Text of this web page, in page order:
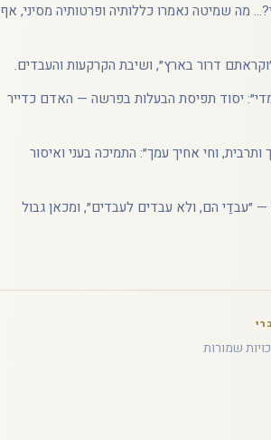
מה שמיטה נאמרו כללותיה ופרטותיה מסיני, אף
דרור בארץ״, ושיבת הקרקעות והעבדים.
יסוד תפיסת הבעלות בפרשה — האדם כדייר
וחי אחיך עמך״: התמיכה בעני ואיסור
״עבדַי הם, ולא עבדים לעבדים״, ומכאן גבול
שמורות